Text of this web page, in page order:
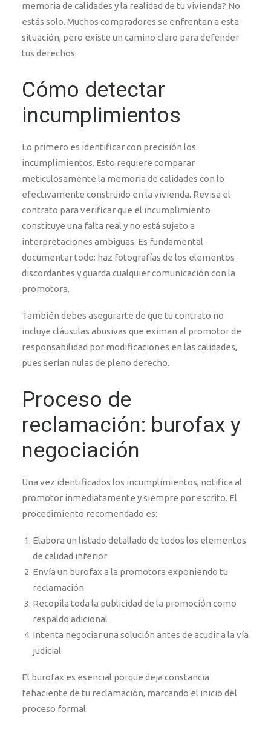
memoria de calidades y la realidad de tu vivienda? No
estás solo. Muchos compradores se enfrentan a esta
situación, pero existe un camino claro para defender
tus derechos.
Cómo detectar
incumplimientos
Lo primero es identificar con precisión los
incumplimientos. Esto requiere comparar
meticulosamente la memoria de calidades con lo
efectivamente construido en la vivienda. Revisa el
contrato para verificar que el incumplimiento
constituye una falta real y no está sujeto a
interpretaciones ambiguas. Es fundamental
documentar todo: haz fotografías de los elementos
discordantes y guarda cualquier comunicación con la
promotora.
También debes asegurarte de que tu contrato no
incluye cláusulas abusivas que eximan al promotor de
responsabilidad por modificaciones en las calidades,
pues serían nulas de pleno derecho.
Proceso de
reclamación: burofax y
negociación
Una vez identificados los incumplimientos, notifica al
promotor inmediatamente y siempre por escrito. El
procedimiento recomendado es:
Elabora un listado detallado de todos los elementos
de calidad inferior
Envía un burofax a la promotora exponiendo tu
reclamación
Recopila toda la publicidad de la promoción como
respaldo adicional
Intenta negociar una solución antes de acudir a la vía
judicial
El burofax es esencial porque deja constancia
fehaciente de tu reclamación, marcando el inicio del
proceso formal.